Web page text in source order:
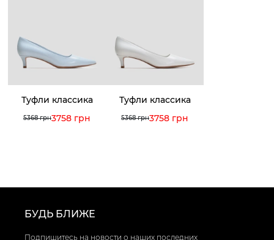
Туфли классика
5368 грн3758 грн
Туфли классика
5368 грн3758 грн
БУДЬ БЛИЖЕ
Подпишитесь на новости о наших последних